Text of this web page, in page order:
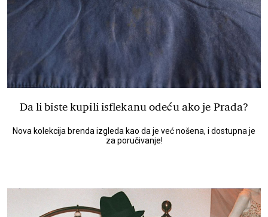
Da li biste kupili isflekanu odeću ako je Prada?
Nova kolekcija brenda izgleda kao da je već nošena, i dostupna je
za poručivanje!